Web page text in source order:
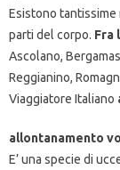
Esistono
parti del corpo. Fra
Ascolano,
Reggianino,
Viaggiatore Italiano
allontanamento
E’ una specie di